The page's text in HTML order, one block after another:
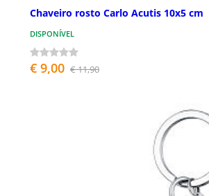
Chaveiro rosto Carlo Acutis 10x5 cm
DISPONÍVEL
€ 9,00 € 11,90